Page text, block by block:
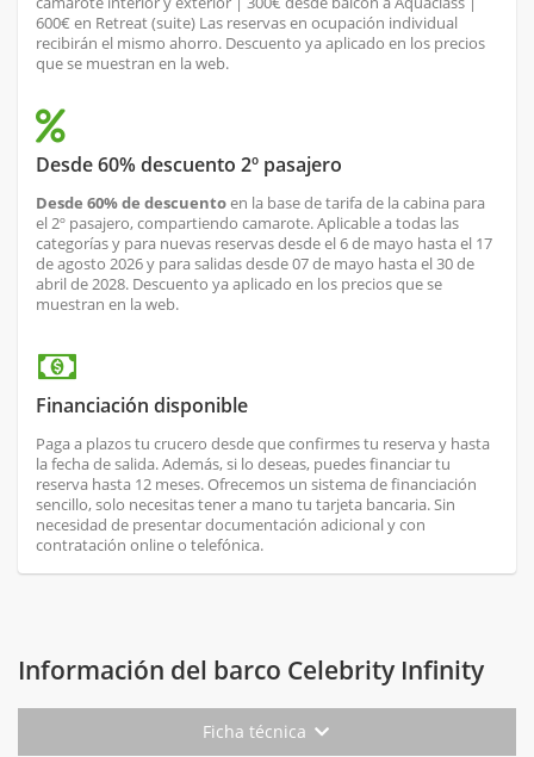
600€ en Retreat (suite) Las reservas en ocupación individual
recibirán el mismo ahorro. Descuento ya aplicado en los precios
que se muestran en la web.
Desde 60% descuento 2º pasajero
Desde 60% de descuentoen la base de tarifa de la cabina para
el 2º pasajero, compartiendo camarote. Aplicable a todas las
categorías y para nuevas reservas desde el 6 de mayo hasta el 17
de agosto 2026 y para salidas desde 07 de mayo hasta el 30 de
abril de 2028. Descuento ya aplicado en los precios que se
muestran en la web.
Financiación disponible
Paga a plazos tu crucero desde que confirmes tu reserva y hasta
la fecha de salida. Además, si lo deseas, puedes financiar tu
reserva hasta 12 meses. Ofrecemos un sistema de financiación
sencillo, solo necesitas tener a mano tu tarjeta bancaria. Sin
necesidad de presentar documentación adicional y con
contratación online o telefónica.
Información del barco Celebrity Infinity
Ficha técnica